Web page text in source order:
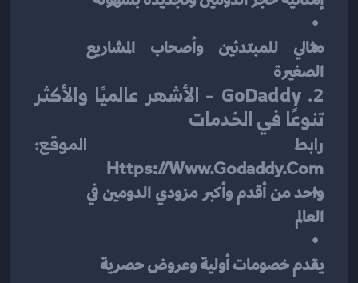
مثالي للمبتدئين وأصحاب المشاريع
الصغيرة
2. GoDaddy – الأشهر عالميًا والأكثر
تنوعًا في الخدمات
رابط الموقع:
Https://www.godaddy.com
العالم
يقدم خصومات أولية وعروض حصرية